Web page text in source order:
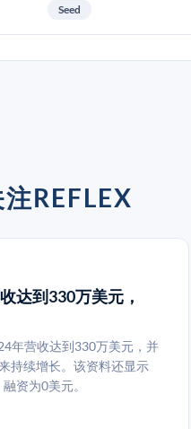
Seed
REFLEX
达到330万美元，
年营收达到330万美元，并
持续增长。该资料还显示
资为0美元。